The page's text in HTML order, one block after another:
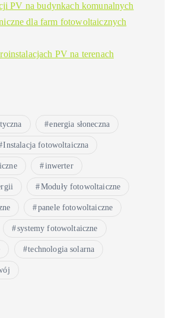
PV na budynkach komunalnych
dla farm fotowoltaicznych
PV na terenach
energia słoneczna
Instalacja fotowoltaiczna
inwerter
Moduły fotowoltaiczne
panele fotowoltaiczne
systemy fotowoltaiczne
technologia solarna